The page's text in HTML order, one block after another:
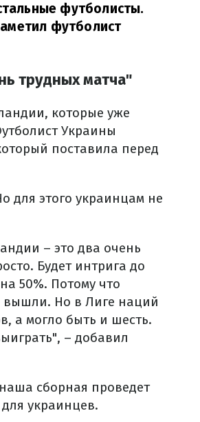
футболисты.
футболист
трудных матча"
которые уже
Украины
поставила перед
для этого украинцам не
– это два очень
Будет интрига до
50%. Потому что
вышли. Но в Лиге наций
а могло быть и шесть.
– добавил
сборная проведет
украинцев.